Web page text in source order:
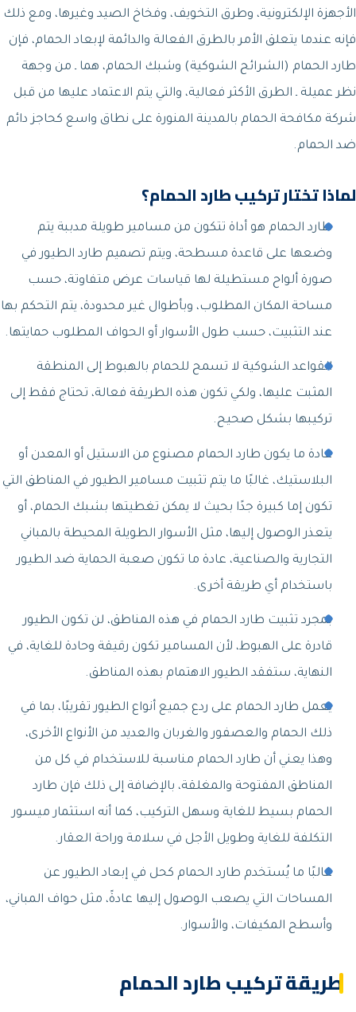
الأجهزة الإلكترونية، وطرق التخويف، وفخاخ الصيد وغيرها، ومع ذلك
فإنه عندما يتعلق الأمر بالطرق الفعالة والدائمة لإبعاد الحمام، فإن
طارد الحمام (الشرائح الشوكية) وشبك الحمام، هما ـ من وجهة
نظر عميلة ـ الطرق الأكثر فعالية، والتي يتم الاعتماد عليها من قبل
شركة مكافحة الحمام بالمدينة المنورة على نطاق واسع كحاجز دائم
ضد الحمام.
لماذا تختار تركيب طارد الحمام؟
طارد الحمام هو أداة تتكون من مسامير طويلة مدببة يتم
وضعها على قاعدة مسطحة، ويتم تصميم طارد الطيور في
صورة ألواح مستطيلة لها قياسات عرض متفاوتة، حسب
مساحة المكان المطلوب، وبأطوال غير محدودة، يتم التحكم بها
عند التثبيت، حسب طول الأسوار أو الحواف المطلوب حمايتها.
القواعد الشوكية لا تسمح للحمام بالهبوط إلى المنطقة
المثبت عليها، ولكي تكون هذه الطريقة فعالة، تحتاج فقط إلى
تركيبها بشكل صحيح.
عادة ما يكون طارد الحمام مصنوع من الاستيل أو المعدن أو
البلاستيك، غالبًا ما يتم تثبيت مسامير الطيور في المناطق التي
تكون إما كبيرة جدًا بحيث لا يمكن تغطيتها بشبك الحمام، أو
يتعذر الوصول إليها، مثل الأسوار الطويلة المحيطة بالمباني
التجارية والصناعية، عادة ما تكون صعبة الحماية ضد الطيور
باستخدام أي طريقة أخرى.
بمجرد تثبيت طارد الحمام في هذه المناطق، لن تكون الطيور
قادرة على الهبوط، لأن المسامير تكون رقيقة وحادة للغاية، في
النهاية، ستفقد الطيور الاهتمام بهذه المناطق.
يعمل طارد الحمام على ردع جميع أنواع الطيور تقريبًا، بما في
ذلك الحمام والعصفور والغربان والعديد من الأنواع الأخرى،
وهذا يعني أن طارد الحمام مناسبة للاستخدام في كل من
المناطق المفتوحة والمغلقة، بالإضافة إلى ذلك فإن طارد
الحمام بسيط للغاية وسهل التركيب، كما أنه استثمار ميسور
التكلفة للغاية وطويل الأجل في سلامة وراحة العقار.
غالبًا ما يُستخدم طارد الحمام كحل في إبعاد الطيور عن
المساحات التي يصعب الوصول إليها عادةً، مثل حواف المباني،
وأسطح المكيفات، والأسوار.
طريقة تركيب طارد الحمام